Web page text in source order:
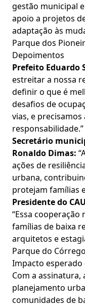
gestão municipal e
apoio a projetos
adaptação às
Parque dos
Depoimentos
Prefeito Eduardo
estreitar a nossa
definir o que é
desafios de
vias, e
responsabilidade.”
Secretário
Ronaldo Dimas:
ações de
urbana,
protejam famílias
Presidente do
“Essa
famílias de baixa
arquitetos e
Parque do
Impacto esperado
Com a
planejamento
comunidades de